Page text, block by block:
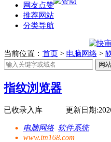
网友点赞
推荐网站
分类导航
当前位置： 首页 > 电脑网络 >
网
指纹浏览器
已收录入库 更新日期
电脑网络 软件系统
www.im168.com